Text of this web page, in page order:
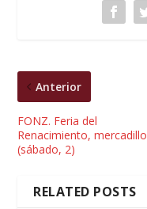
Anterior
FONZ. Feria del
Renacimiento, mercadillo
(sábado, 2)
RELATED POSTS